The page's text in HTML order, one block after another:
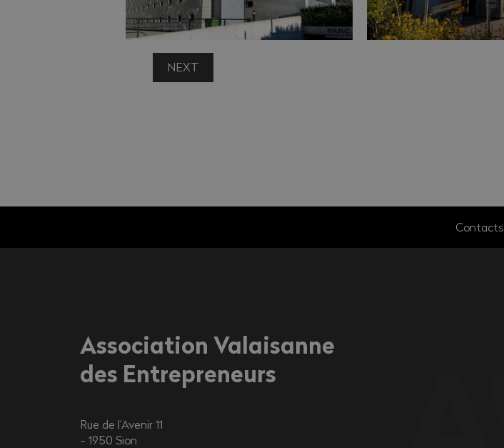
NEXT
Contacts
Association Valaisanne
des Entrepreneurs
Rue de l’Avenir 11
1950 Sion